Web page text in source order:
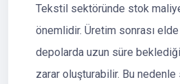
Tekstil sektöründe stok
önemlidir. Üretim sonrası
depolarda uzun süre
zarar oluşturabilir. Bu